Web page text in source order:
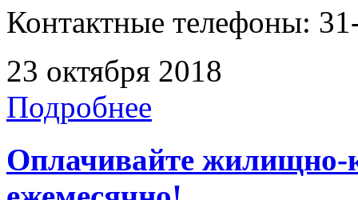
Контактные телефоны:
23 октября 2018
Подробнее
Оплачивайте жилищно-